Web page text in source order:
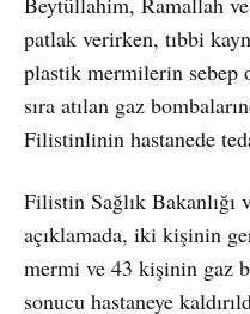
patlak verirken, tıbbi
plastik mermilerin sebep
sıra atılan gaz
Filistinlinin hastanede
Filistin Sağlık Bakanlığı
açıklamada, iki kişinin
mermi ve 43 kişinin gaz
sonucu hastaneye